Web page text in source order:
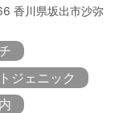
香川県坂出市沙弥
ジェニック